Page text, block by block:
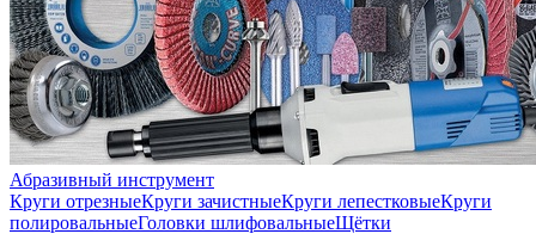
Абразивный инструмент
Круги отрезныеКруги зачистныеКруги лепестковыеКруги
полировальныеГоловки шлифовальныеЩётки